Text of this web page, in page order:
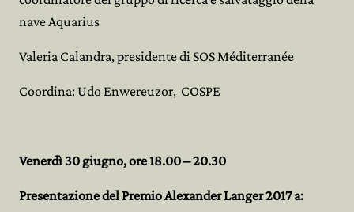
nave Aquarius
Valeria Calandra, presidente di SOS Méditerranée
Coordina: Udo Enwereuzor, COSPE
Venerdì 30 giugno, ore 18.00 – 20.30
Presentazione del Premio Alexander Langer 2017 a: